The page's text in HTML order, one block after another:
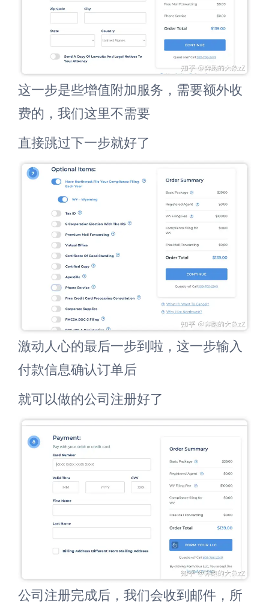
这一步是些增值附加服务，需要额外收
费的，我们这里不需要
直接跳过下一步就好了
激动人心的最后一步到啦，这一步输入
付款信息确认订单后
就可以做的公司注册好了
公司注册完成后，我们会收到邮件，所